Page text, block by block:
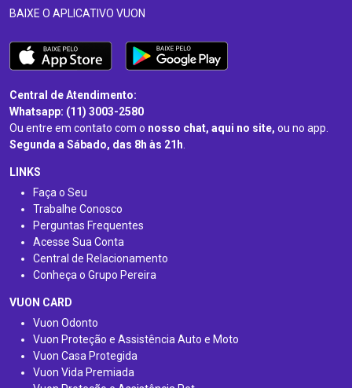
BAIXE O APLICATIVO VUON
Central de Atendimento:
Whatsapp: (11) 3003-2580
Ou entre em contato com o nosso chat, aqui no site, ou no app.
Segunda a Sábado, das 8h às 21h.
LINKS
Faça o Seu
Trabalhe Conosco
Perguntas Frequentes
Acesse Sua Conta
Central de Relacionamento
Conheça o Grupo Pereira
VUON CARD
Vuon Odonto
Vuon Proteção e Assistência Auto e Moto
Vuon Casa Protegida
Vuon Vida Premiada